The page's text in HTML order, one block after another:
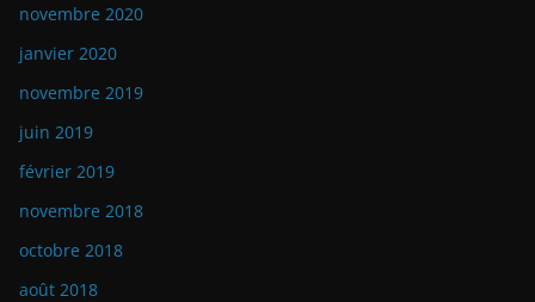
novembre 2020
janvier 2020
novembre 2019
juin 2019
février 2019
novembre 2018
octobre 2018
août 2018